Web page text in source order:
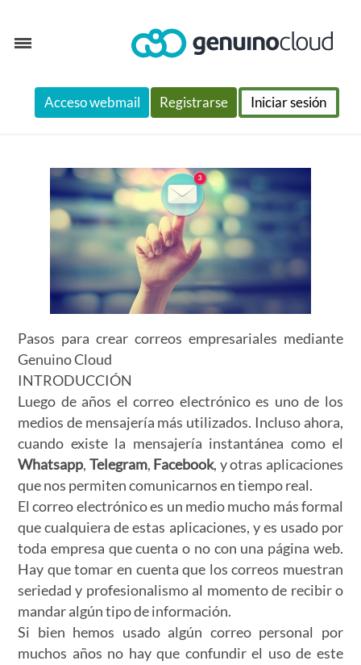
Iniciar sesión
Registrarse
Acceso webmail
Pasos para crear correos empresariales mediante
Genuino Cloud
INTRODUCCIÓN
Luego de años el correo electrónico es uno de los
medios de mensajería más utilizados. Incluso ahora,
cuando existe la mensajería instantánea como el
Whatsapp, Telegram, Facebook, y otras aplicaciones
que nos permiten comunicarnos en tiempo real.
El correo electrónico es un medio mucho más formal
que cualquiera de estas aplicaciones, y es usado por
toda empresa que cuenta o no con una página web.
Hay que tomar en cuenta que los correos muestran
seriedad y profesionalismo al momento de recibir o
mandar algún tipo de información.
Si bien hemos usado algún correo personal por
muchos años no hay que confundir el uso de este